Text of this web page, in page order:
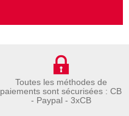
Toutes les méthodes de
paiements sont sécurisées : CB
- Paypal - 3xCB